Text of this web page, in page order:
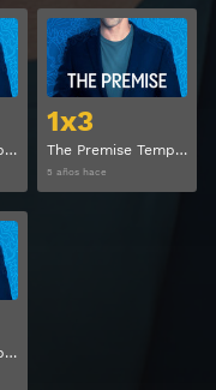
The Premise Temporada 1 Capitulo 2
Ver
1x3
The Premise Temporada 1 Capitulo 3
5 años hace
The Premise Temporada 1 Capitulo 5